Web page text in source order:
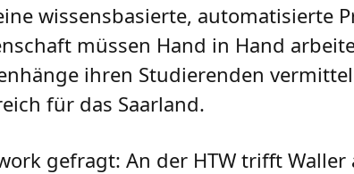
wissensbasierte, automatisierte
müssen Hand in Hand
ihren Studierenden
für das Saarland.
gefragt: An der HTW trifft